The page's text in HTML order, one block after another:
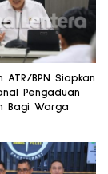
ATR/BPN Siapkan
Pengaduan
Bagi Warga